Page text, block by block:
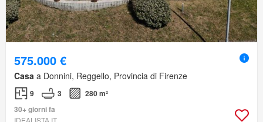
575.000 €
Casa a Donnini, Reggello, Provincia di Firenze
9 3
280 m²
30+ giorni fa